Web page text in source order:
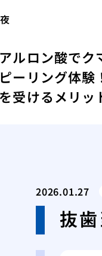
ルロン酸でク
ーリング体験
受けるメリッ
2026.01.27
抜